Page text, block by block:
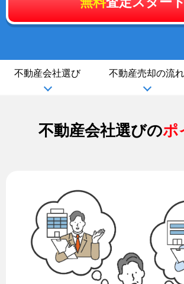
不動産会社選び 不動産売却の流れ
不動産会社選びのポ